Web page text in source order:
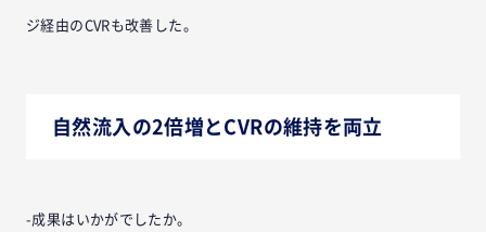
ジ経由のCVRも改善した。
自然流入の2倍増とCVRの維持を両立
-成果はいかがでしたか。